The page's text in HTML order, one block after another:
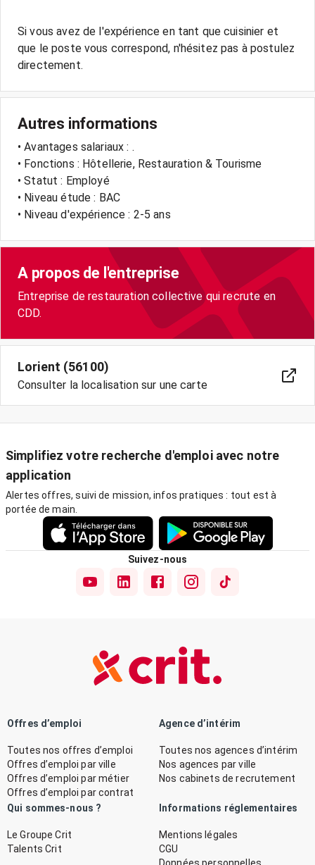
Si vous avez de l'expérience en tant que cuisinier et
que le poste vous correspond, n'hésitez pas à postulez
Autres informations
• Avantages salariaux : .
• Fonctions : Hôtellerie, Restauration & Tourisme
• Statut : Employé
• Niveau étude : BAC
• Niveau d'expérience : 2-5 ans
A propos de l'entreprise
Entreprise de restauration collective qui recrute en
CDD.
Lorient (56100)
Consulter la localisation sur une carte
Simplifiez votre recherche d'emploi avec notre
application
Alertes offres, suivi de mission, infos pratiques : tout est à
portée de main.
Suivez-nous
Offres d’emploi
Toutes nos offres d’emploi
Offres d’emploi par ville
Offres d’emploi par métier
Offres d’emploi par contrat
Agence d’intérim
Toutes nos agences d’intérim
Nos agences par ville
Nos cabinets de recrutement
Qui sommes-nous ?
Le Groupe Crit
Talents Crit
Informations réglementaires
Mentions légales
CGU